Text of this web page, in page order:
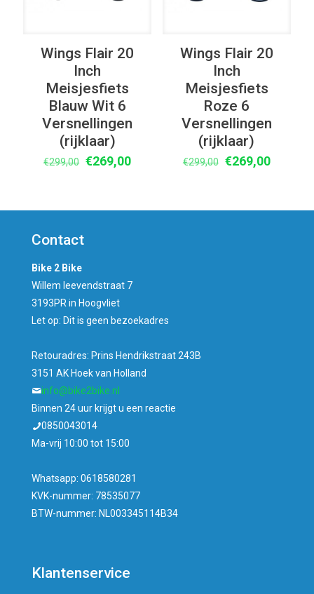
Wings Flair 20
Inch
Meisjesfiets
Blauw Wit 6
Versnellingen
(rijklaar)
€299,00 Oorspronkelijke
€299,00.
€269,00Huidige
€269,00.
Wings Flair 20
Inch
Meisjesfiets
Roze 6
Versnellingen
(rijklaar)
€299,00 Oorspronkelijke
€299,00.
€269,00Huidige
Contact
Bike 2 Bike
Willem leevendstraat 7
3193PR in Hoogvliet
Let op: Dit is geen bezoekadres
Retouradres: Prins Hendrikstraat 243B
3151 AK Hoek van Holland
info@bike2bike.nl
Binnen 24 uur krijgt u een reactie
0850043014
Ma-vrij 10:00 tot 15:00
Whatsapp: 0618580281
KVK-nummer: 78535077
BTW-nummer: NL003345114B34
Klantenservice